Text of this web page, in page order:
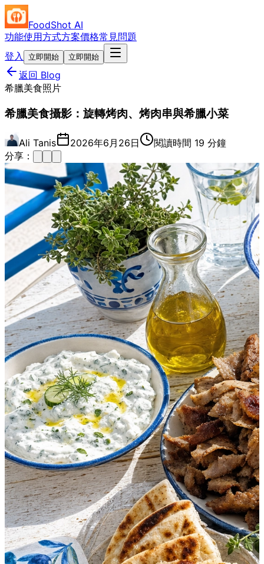
FoodShot AI
功能使用方式方案價格常見問題
登入
立即開始 立即開始
返回 Blog
希臘美食照片
希臘美食攝影：旋轉烤肉、烤肉串與希臘小菜
Ali Tanis 2026年6月26日
閱讀時間 19 分鐘
分享：